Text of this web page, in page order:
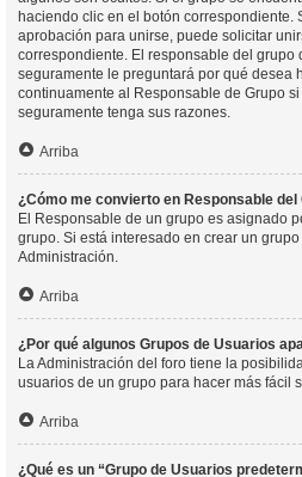
haciendo clic en el botón correspondiente.
aprobación para unirse, puede solicitar
correspondiente. El responsable del grupo
seguramente le preguntará por qué desea
continuamente al Responsable de Grupo
seguramente tenga sus razones.
Arriba
¿Cómo me convierto en Responsable del
El Responsable de un grupo es asignado
grupo. Si está interesado en crear un
Administración.
Arriba
¿Por qué algunos Grupos de Usuarios
La Administración del foro tiene la
usuarios de un grupo para hacer más fácil
Arriba
¿Qué es un “Grupo de Usuarios